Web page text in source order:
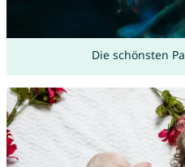
Die schönsten